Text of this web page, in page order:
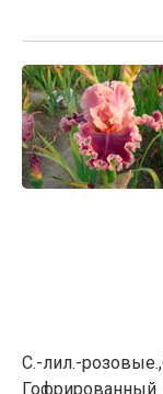
С.-лил.-